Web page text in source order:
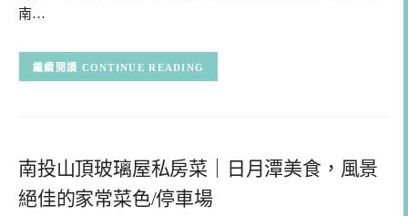
南…
CONTINUE READING
南投山頂玻璃屋私房菜｜日月潭美食，風景
絕佳的家常菜色/停車場